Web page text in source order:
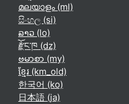
മലയാളം ‎(ml)‎
සිංහල ‎(si)‎
ລາວ ‎(lo)‎
རྫོང་ཁ ‎(dz)‎
ဗမာစာ ‎(my)‎
ខ្មែរ ‎(km_old)‎
한국어 ‎(ko)‎
日本語 ‎(ja)‎